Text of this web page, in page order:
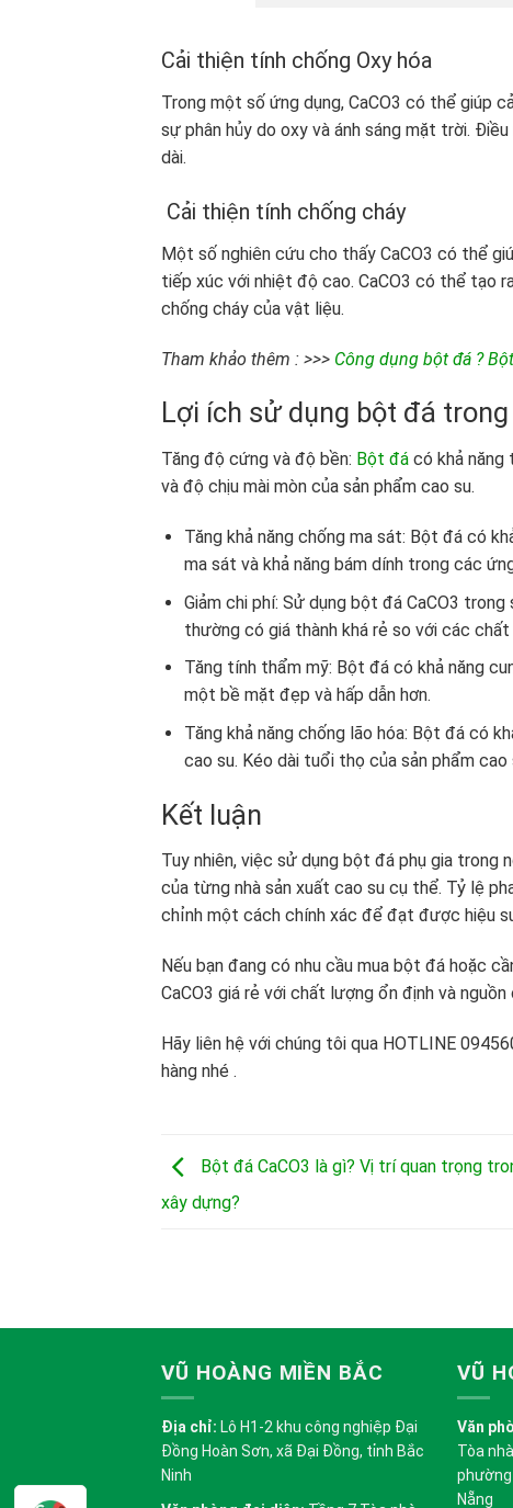
Cải thiện tính chống Oxy hóa
Trong một số ứng dụng, CaCO3 có thể giúp
sự phân hủy do oxy và ánh sáng mặt trời.
dài.
Cải thiện tính chống cháy
Một số nghiên cứu cho thấy CaCO3 có thể
tiếp xúc với nhiệt độ cao. CaCO3 có thể tạo
chống cháy của vật liệu.
Tham khảo thêm : >>> Công dụng bột đá ?
Lợi ích sử dụng bột đá
Tăng độ cứng và độ bền: Bột đá có khả năng
và độ chịu mài mòn của sản phẩm cao su.
Tăng khả năng chống ma sát: Bột đá có
ma sát và khả năng bám dính trong các
Giảm chi phí: Sử dụng bột đá CaCO3
thường có giá thành khá rẻ so với các chất
Tăng tính thẩm mỹ: Bột đá có khả năng
một bề mặt đẹp và hấp dẫn hơn.
Tăng khả năng chống lão hóa: Bột đá có
cao su. Kéo dài tuổi thọ của sản phẩm cao
Kết luận
Tuy nhiên, việc sử dụng bột đá phụ gia trong
của từng nhà sản xuất cao su cụ thể. Tỷ lệ
chỉnh một cách chính xác để đạt được hiệu
Nếu bạn đang có nhu cầu mua bột đá hoặc
CaCO3 giá rẻ với chất lượng ổn định và
Hãy liên hệ với chúng tôi qua HOTLINE
hàng nhé .
Bột đá CaCO3 là gì? Vị trí quan trọng
xây dựng?
VŨ HOÀNG MIỀN BẮC
Địa chỉ: Lô H1-2 khu công nghiệp Đại
Đồng Hoàn Sơn, xã Đại Đồng, tỉnh Bắc
Ninh
VŨ
Văn
Tòa
Nẵng